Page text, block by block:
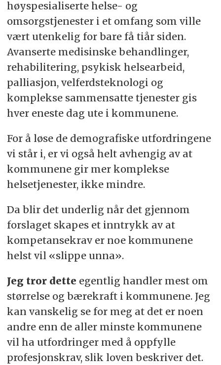
høyspesialiserte helse- og
omsorgstjenester i et omfang som ville
vært utenkelig for bare få tiår siden.
Avanserte medisinske behandlinger,
rehabilitering, psykisk helsearbeid,
palliasjon, velferdsteknologi og
komplekse sammensatte tjenester gis
hver eneste dag ute i kommunene.
For å løse de demografiske utfordringene
vi står i, er vi også helt avhengig av at
kommunene gir mer komplekse
helsetjenester, ikke mindre.
Da blir det underlig når det gjennom
forslaget skapes et inntrykk av at
kompetansekrav er noe kommunene
helst vil «slippe unna».
Jeg tror dette egentlig handler mest om
størrelse og bærekraft i kommunene. Jeg
kan vanskelig se for meg at det er noen
andre enn de aller minste kommunene
vil ha utfordringer med å oppfylle
profesjonskrav, slik loven beskriver det.